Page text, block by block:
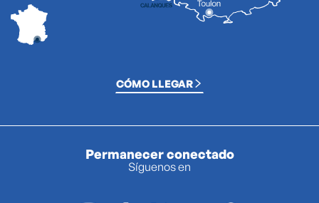
CÓMO LLEGAR
Permanecer conectado
Síguenos en